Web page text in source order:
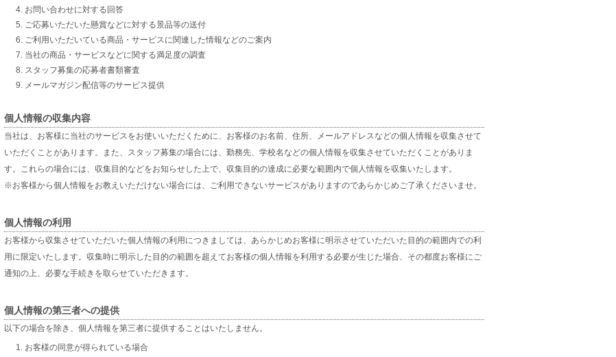
お問い合わせに対する回答
ご応募いただいた懸賞などに対する景品等の送付
ご利用いただいている商品・サービスに関連した情報などのご案内
当社の商品・サービスなどに関する満足度の調査
スタッフ募集の応募者書類審査
メールマガジン配信等のサービス提供
個人情報の収集内容
当社は、お客様に当社のサービスをお使いいただくために、お客様のお名前、住所、メールアドレスなどの個人情報を収集させて
いただくことがあります。また、スタッフ募集の場合には、勤務先、学校名などの個人情報を収集させていただくことがありま
す。これらの場合には、収集目的などをお知らせした上で、収集目的の達成に必要な範囲内で個人情報を収集いたします。
※お客様から個人情報をお教えいただけない場合には、ご利用できないサービスがありますのであらかじめご了承くださいませ。
個人情報の利用
お客様から収集させていただいた個人情報の利用につきましては、あらかじめお客様に明示させていただいた目的の範囲内での利
用に限定いたします。収集時に明示した目的の範囲を超えてお客様の個人情報を利用する必要が生じた場合、その都度お客様にご
通知の上、必要な手続きを取らせていただきます。
個人情報の第三者への提供
以下の場合を除き、個人情報を第三者に提供することはいたしません。
お客様の同意が得られている場合